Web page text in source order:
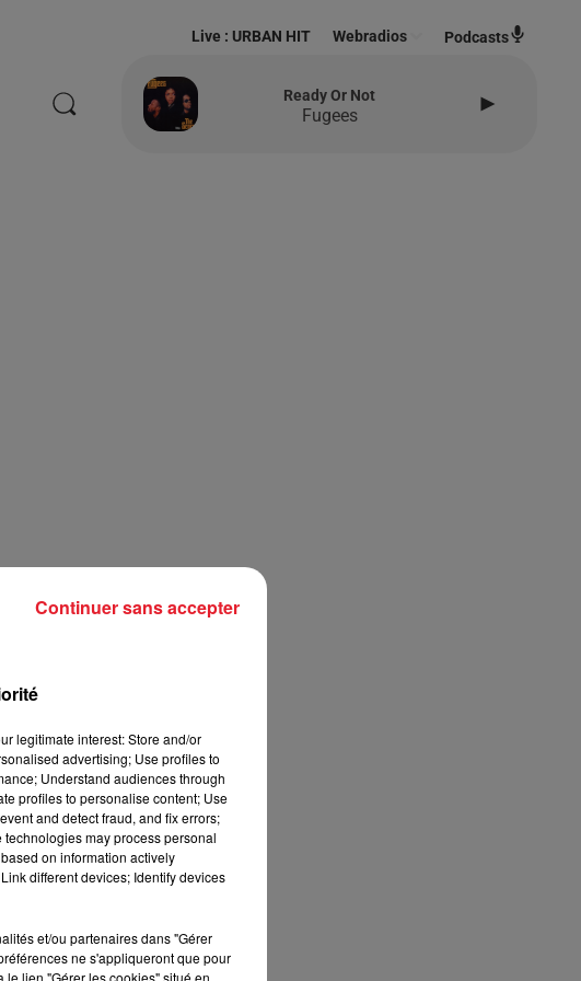
Live : URBAN HIT Webradios Podcasts
Ready Or Not
Fugees
2 min 13 sec
legitimate interest: Store and/or
advertising; Use profiles to
Understand audiences through
profiles to personalise content; Use
and detect fraud, and fix errors;
may process personal
on information actively
different devices; Identify devices
et/ou partenaires dans "Gérer
ne s'appliqueront que pour
le lien "Gérer les cookies" situé en
Continuer sans accepter